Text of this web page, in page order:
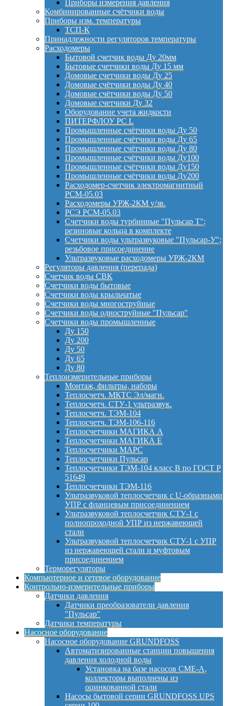
Приборы измерения давления
Комбинированные счётчики воды
Приборы изм. температуры
ТСП-К
Принадлежности регуляторов температуры
Расходомеры
Бытовой счетчик воды Ду 20мм
Бытовые счетчики воды Ду 15 мм
Домовые счетчики воды Ду 25
Домовые счётчики воды Ду 40
Домовые счётчики воды Ду 50
Домовые счетчики Ду 32
Оборудование учета жидкости
ПИТЕРФЛОУ РС L
Промышленные счётчики воды Ду 50
Промышленные счётчики воды Ду 65
Промышленные счётчики воды Ду 80
Промышленные счётчики воды Ду100
Промышленные счётчики воды Ду150
Промышленные счётчики воды Ду200
Расходомер-счетчик электромагнитный
РСМ-05.03
Расходомеры УРЖ-2КМ у/зв.
РСЭ РСМ-05.03
Счетчики воды турбинные "Пульсар Т";
резиновые кольца в комплекте
Счетчики воды ультразвуковые "Пульсар-У";
резьбовое присоединение
Ультразвуковые расходомеры УРЖ-2КМ
Регуляторы давления (перепада)
Счетчик воды СВК
Счетчики воды бытовые
Счетчики воды крыльчатые
Счетчики воды многоструйные
Счетчики воды одноструйные "Пульсар"
Счетчики воды промышленные
Ду 150
Ду 200
Ду 50
Ду 65
Ду 80
Теплоизмерительные приборы
Монтаж, фильтры, наборы
Теплосчетч. МКТС Эл/магн.
Теплосчетч. СТУ-1 ультразвук.
Теплосчетч. ТЭМ-104
Теплосчетч. ТЭМ-106-116
Теплосчетчики МАГИКА А
Теплосчетчики МАГИКА Е
Теплосчетчики МАРС
Теплосчетчики Пульсар
Теплосчетчики ТЭМ-104 класс B по ГОСТ Р
51649
Теплосчетчики ТЭМ-116
Ультразвуковой теплосчетчик с U-образными
УПР с фланцевым присоединением
Ультразвуковой теплосчетчик СТУ-1 с
полнопроходной УПР из нержавеющей
стали
Ультразвуковой теплосчетчик СТУ-1 с УПР
из нержавеющей стали и муфтовым
присоединением
Терморегуляторы
Компьютерное и сетевое оборудование
Контрольно-измерительные приборы
Датчики давления
Датчики преобразователи давления
"Пульсар"
Датчики температуры
Насосное оборудование
Насосное оборудование GRUNDFOSS
Автоматизированные станции повышения
давления холодной воды
Установка на базе насосов CME-A,
коллекторы выполнены из
оцинкованной стали
Насосы бытовой серии GRUNDFOSS UPS